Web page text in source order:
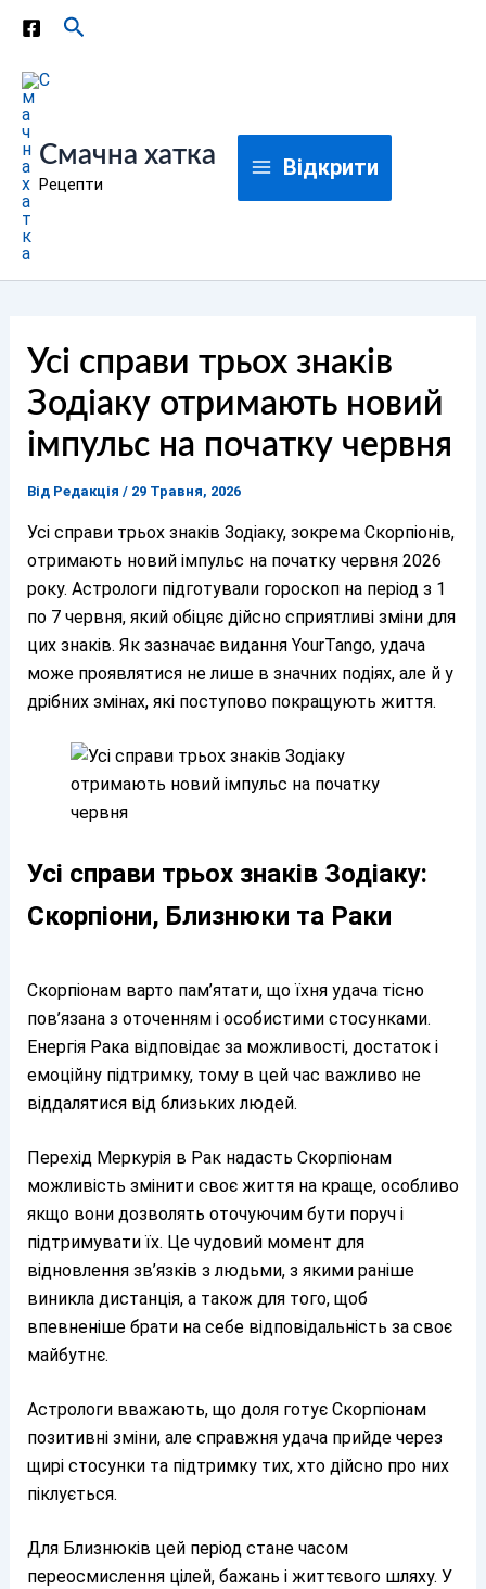
Перейти
вмісту
Пошук
Смачна хатка
Рецепти
Відкрити
Усі справи трьох знаків
Зодіаку отримають новий
імпульс на початку червня
Від Редакція / 29 Травня, 2026
Усі справи трьох знаків Зодіаку, зокрема Скорпіонів,
отримають новий імпульс на початку червня 2026
року. Астрологи підготували гороскоп на період з 1
по 7 червня, який обіцяє дійсно сприятливі зміни для
цих знаків. Як зазначає видання YourTango, удача
може проявлятися не лише в значних подіях, але й у
дрібних змінах, які поступово покращують життя.
Усі справи трьох знаків Зодіаку:
Скорпіони, Близнюки та Раки
Скорпіонам варто пам’ятати, що їхня удача тісно
пов’язана з оточенням і особистими стосунками.
Енергія Рака відповідає за можливості, достаток і
емоційну підтримку, тому в цей час важливо не
віддалятися від близьких людей.
Перехід Меркурія в Рак надасть Скорпіонам
можливість змінити своє життя на краще, особливо
якщо вони дозволять оточуючим бути поруч і
підтримувати їх. Це чудовий момент для
відновлення зв’язків з людьми, з якими раніше
виникла дистанція, а також для того, щоб
впевненіше брати на себе відповідальність за своє
майбутнє.
Астрологи вважають, що доля готує Скорпіонам
позитивні зміни, але справжня удача прийде через
щирі стосунки та підтримку тих, хто дійсно про них
піклується.
Для Близнюків цей період стане часом
переосмислення цілей, бажань і життєвого шляху. У